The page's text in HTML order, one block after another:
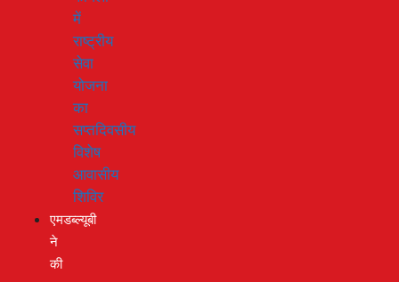
में
राष्ट्रीय
सेवा
योजना
का
सप्तदिवसीय
विशेष
आवासीय
शिविर
एमडब्ल्यूबी
ने
की